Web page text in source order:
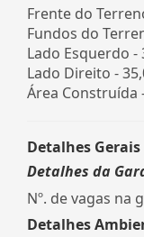
Frente do
Fundos do
Lado Esquerdo -
Lado Direito -
Área Construída
Detalhes Gerais
Detalhes da
Nº. de vagas na
Detalhes